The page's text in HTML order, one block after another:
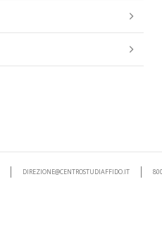
DIREZIONE@CENTROSTUDIAFFIDO.IT